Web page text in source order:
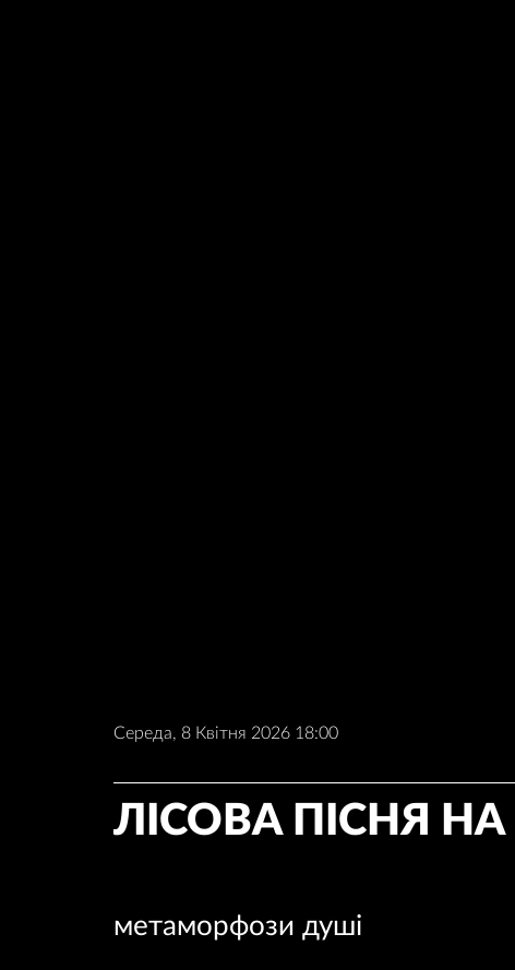
Середа, 8 Квітня 2026 18:00
ЛІСОВА ПІСНЯ НА
метаморфози душі